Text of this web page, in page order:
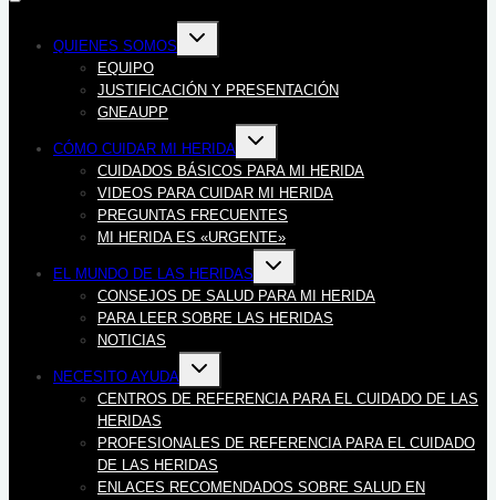
QUIENES SOMOS
Alternar
EQUIPO
JUSTIFICACIÓN Y PRESENTACIÓN
GNEAUPP
CÓMO CUIDAR MI HERIDA
Alternar
hijo
CUIDADOS BÁSICOS PARA MI HERIDA
VIDEOS PARA CUIDAR MI HERIDA
PREGUNTAS FRECUENTES
MI HERIDA ES «URGENTE»
EL MUNDO DE LAS HERIDAS
Alternar
hijo
CONSEJOS DE SALUD PARA MI HERIDA
PARA LEER SOBRE LAS HERIDAS
NOTICIAS
NECESITO AYUDA
Alternar
hijo
CENTROS DE REFERENCIA PARA EL CUIDADO DE LAS
HERIDAS
PROFESIONALES DE REFERENCIA PARA EL CUIDADO
DE LAS HERIDAS
ENLACES RECOMENDADOS SOBRE SALUD EN